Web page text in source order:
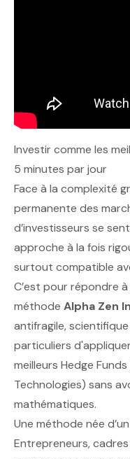
Investir comme les
5 minutes par jour
Face à la complexité
permanente des
d’investisseurs se
approche à la fois
surtout compatible
C’est pour répondre
méthode Alpha Zen
antifragile,
particuliers
meilleurs Hedge
Technologies) sans
mathématiques.
Une méthode née
Entrepreneurs,